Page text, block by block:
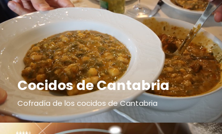
Cocidos de Cantabria
Cofradía de los cocidos de Cantabria